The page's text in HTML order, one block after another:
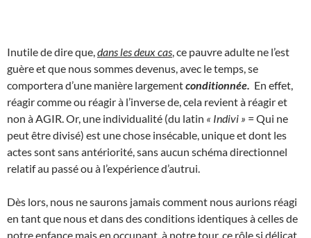
Inutile de dire que, dans les deux cas , ce pauvre adulte ne l’est
guère et que nous sommes devenus, avec le temps, se
comportera d’une manière largementconditionnée. En effet,
réagir comme ou réagir à l’inverse de, cela revient à réagir et
non à AGIR. Or, une individualité (du latin « Indivi » = Qui ne
peut être divisé) est une chose insécable, unique et dont les
actes sont sans antériorité, sans aucun schéma directionnel
relatif au passé ou à l’expérience d’autrui.
Dès lors, nous ne saurons jamais comment nous aurions réagi
en tant que nous et dans des conditions identiques à celles de
notre enfance mais en occupant, à notre tour, ce rôle si délicat